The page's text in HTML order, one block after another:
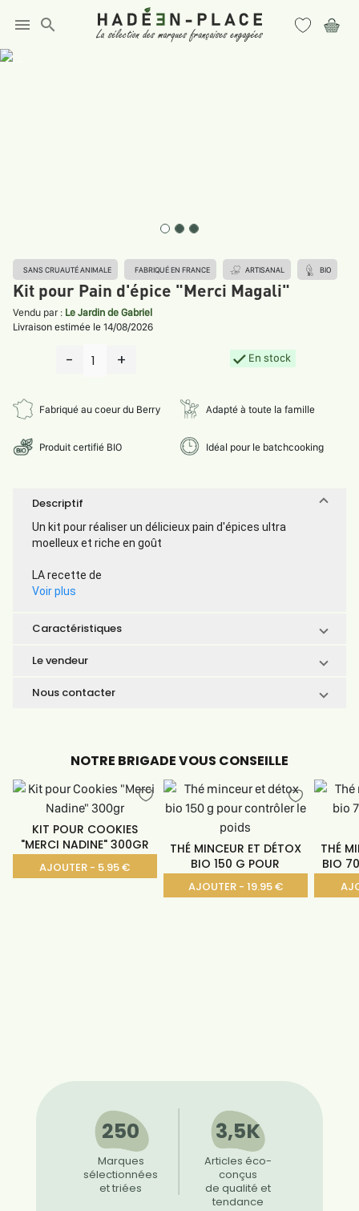
menu search
SANS CRUAUTÉ ANIMALE FABRIQUÉ EN FRANCE ARTISANAL BIO
Kit pour Pain d'épice "Merci Magali"
Vendu par : Le Jardin de Gabriel
Livraison estimée le 14/08/2026
Fabriqué au coeur du Berry Adapté à toute la famille
Produit certifié BIO Idéal pour le batchcooking
- 1 + En stock
Descriptif
Un kit pour réaliser un délicieux pain d'épices ultra
moelleux et riche en goût
LA recette de
Voir plus
Caractéristiques
Le vendeur
Nous contacter
NOTRE BRIGADE VOUS CONSEILLE
KIT POUR COOKIES
"MERCI NADINE" 300GR
AJOUTER - 5.95 €
THÉ MINCEUR ET DÉTOX
BIO 150 G POUR
AJOUTER - 19.95 €
THÉ
BIO
250
Marques
sélectionnées
et triées
3,5K
Articles éco-
conçus
de qualité et
tendance